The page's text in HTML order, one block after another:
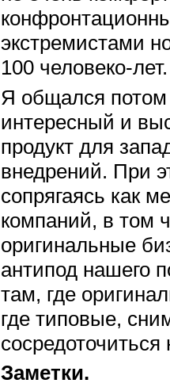
экстремистами
100 человеко-лет.
Я общался потом
интересный и
продукт для
внедрений. При
сопрягаясь как
компаний, в
оригинальные
антипод нашего
там, где
где типовые,
Заметки.